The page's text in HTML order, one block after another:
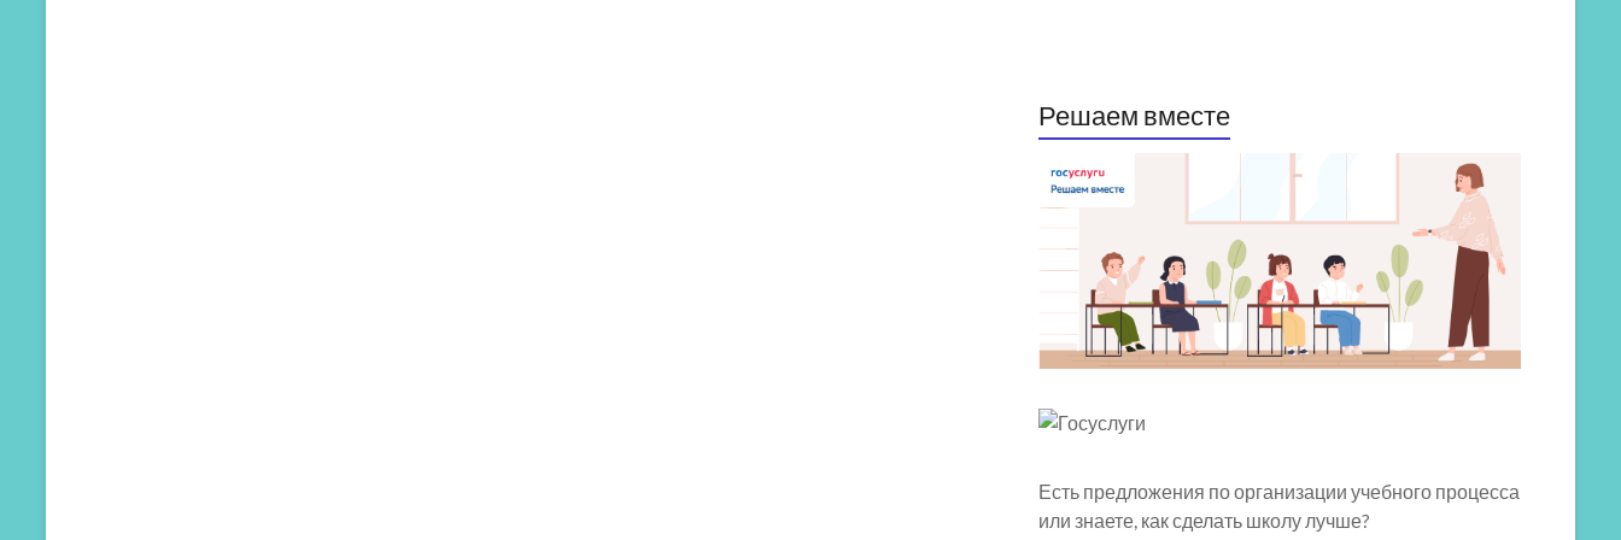
Решаем вместе
Есть предложения по организации учебного процесса
или знаете, как сделать школу лучше?